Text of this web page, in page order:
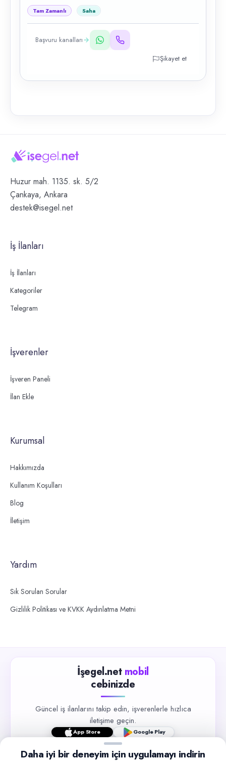
Tam Zamanlı Saha
Başvuru kanalları
Şikayet et
Huzur mah. 1135. sk. 5/2
Çankaya, Ankara
destek@isegel.net
İş İlanları
İş İlanları
Kategoriler
Telegram
İşverenler
İşveren Paneli
İlan Ekle
Kurumsal
Hakkımızda
Kullanım Koşulları
Blog
İletişim
Yardım
Sık Sorulan Sorular
Gizlilik Politikası ve KVKK Aydınlatma Metni
İşegel.net mobil
cebinizde
Güncel iş ilanlarını takip edin, işverenlerle hızlıca
iletişime geçin.
App Store Google Play
Daha iyi bir deneyim için uygulamayı indirin